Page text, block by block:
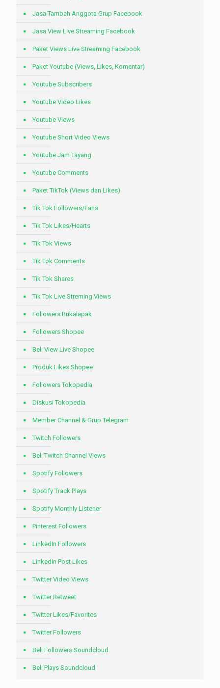
Jasa Tambah Anggota Grup Facebook
Jasa View Live Streaming Facebook
Paket Views Live Streaming Facebook
Paket Youtube (Views, Likes, Komentar)
Youtube Subscribers
Youtube Video Likes
Youtube Views
Youtube Short Video Views
Youtube Jam Tayang
Youtube Comments
Paket TikTok (Views dan Likes)
Tik Tok Followers/Fans
Tik Tok Likes/Hearts
Tik Tok Views
Tik Tok Comments
Tik Tok Shares
Tik Tok Live Streming Views
Followers Bukalapak
Followers Shopee
Beli View Live Shopee
Produk Likes Shopee
Followers Tokopedia
Diskusi Tokopedia
Member Channel & Grup Telegram
Twitch Followers
Beli Twitch Channel Views
Spotify Followers
Spotify Track Plays
Spotify Monthly Listener
Pinterest Followers
LinkedIn Followers
LinkedIn Post Likes
Twitter Video Views
Twitter Retweet
Twitter Likes/Favorites
Twitter Followers
Beli Followers Soundcloud
Beli Plays Soundcloud